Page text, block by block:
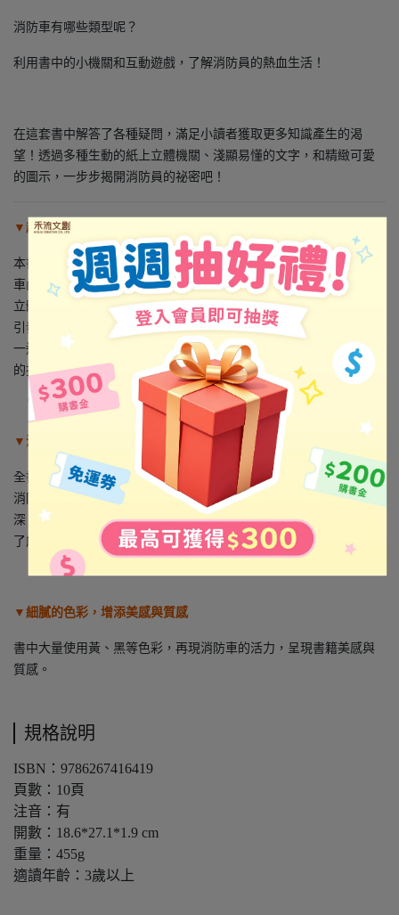
消防車有哪些類型呢？
利用書中的小機關和互動遊戲，了解消防員的熱血生活！
在這套書中解答了各種疑問，滿足小讀者獲取更多知識產生的渴
望！透過多種生動的紙上立體機關、淺顯易懂的文字，和精緻可愛
的圖示，一步步揭開消防員的祕密吧！
▼超酷炫的立體機關，艱深知識不枯燥
本書運用精緻的立體機關吸引讀者的注意力，像是翻開後看見救護
車內部、拉動後將病患移到擔架上、為消防員戴上消防頭套、超大
立體頁的救火場景等。在閱讀的過程中，動手推拉翻轉互動機關，
引發學習的興趣，讓乏味的知識理論變得有趣又好玩！一邊遊玩，
一邊了解消防員的工作內容，搭配栩栩如生的立體機關，觀看刺激
的打火過程。
▼深入淺出的的內容，建立系統性的學習
全書循序漸進說消防員出勤的過程，同時延伸相關知識，像是介紹
消防員的日常訓練、救護車裡有什麼設備還有醫生診斷，由淺入
深，循序漸進，藉由條列式的說明，幫助提高記憶力和思考力，除
了能理解並推導自然現象的因果關係，更能讓學習輕鬆不費力！
▼細膩的色彩，增添美感與質感
書中大量使用黃、黑等色彩，再現消防車的活力，呈現書籍美感與
質感。
規格說明
ISBN：9786267416419
頁數：10頁
注音：有
開數：18.6*27.1*1.9 cm
重量：455g
適讀年齡：3歲以上